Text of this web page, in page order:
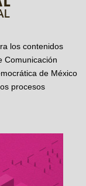
los contenidos
Comunicación
de México
procesos